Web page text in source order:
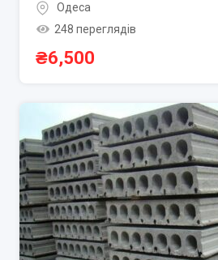
Одеса
248 переглядів
₴6,500